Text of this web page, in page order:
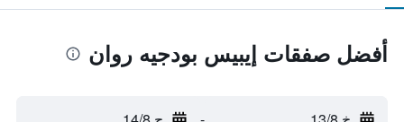
أفضل صفقات إيبيس بودجيه روان